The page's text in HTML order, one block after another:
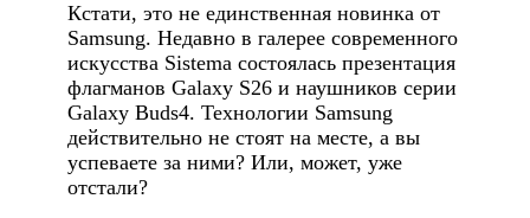
Кстати, это не единственная новинка от
Samsung. Недавно в галерее современного
искусства Sistema состоялась презентация
флагманов Galaxy S26 и наушников серии
Galaxy Buds4. Технологии Samsung
действительно не стоят на месте, а вы
успеваете за ними? Или, может, уже
отстали?